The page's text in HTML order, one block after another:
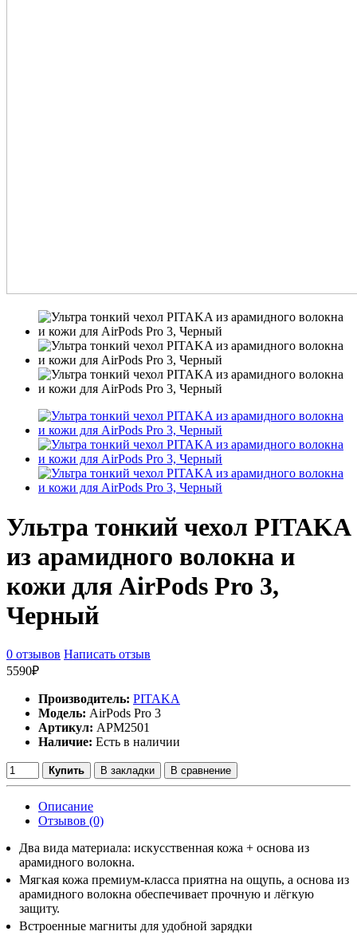
Ультра тонкий чехол PITAKA
из арамидного волокна и
кожи для AirPods Pro 3,
Черный
0 отзывов Написать отзыв
5590₽
Производитель: PITAKA
Модель: AirPods Pro 3
Артикул: APM2501
Наличие: Есть в наличии
Купить В закладки В сравнение
Описание
Отзывов (0)
Два вида материала: искусственная кожа + основа из
арамидного волокна.
Мягкая кожа премиум-класса приятна на ощупь, а основа из
арамидного волокна обеспечивает прочную и лёгкую
защиту.
Встроенные магниты для удобной зарядки